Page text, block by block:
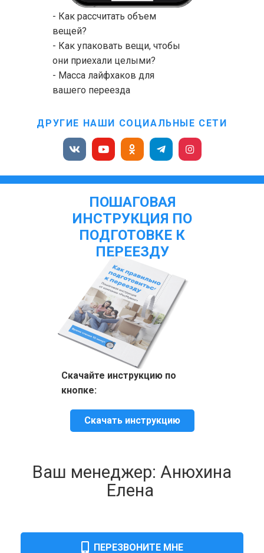
- Как рассчитать объем
вещей?
- Как упаковать вещи, чтобы
они приехали целыми?
- Масса лайфхаков для
вашего переезда
ДРУГИЕ НАШИ СОЦИАЛЬНЫЕ СЕТИ
ПОШАГОВАЯ
ИНСТРУКЦИЯ ПО
ПОДГОТОВКЕ К
ПЕРЕЕЗДУ
Скачайте инструкцию по
кнопке:
Скачать инструкцию
Ваш менеджер: Анюхина
Елена
ПЕРЕЗВОНИТЕ МНЕ